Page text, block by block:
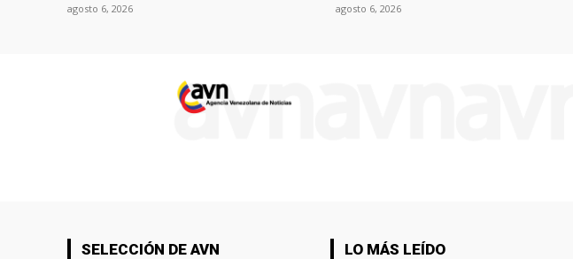
agosto 6, 2026 agosto 6, 2026
SELECCIÓN DE AVN LO MÁS LEÍDO